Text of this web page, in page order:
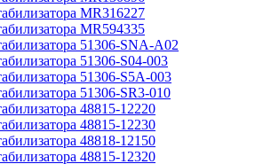
MR316227
MR594335
51306-SNA-A02
51306-S04-003
51306-S5A-003
51306-SR3-010
48815-12220
48815-12230
48818-12150
48815-12320